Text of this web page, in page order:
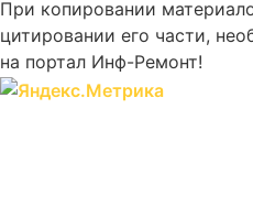
При копировании
цитировании его части,
на портал Инф-Ремонт!